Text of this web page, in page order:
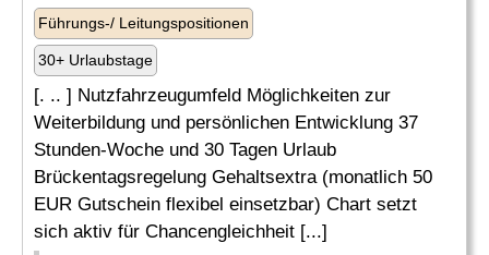
Führungs-/ Leitungspositionen
30+ Urlaubstage
[. .. ] Nutzfahrzeugumfeld Möglichkeiten zur
Weiterbildung und persönlichen Entwicklung 37
Stunden-Woche und 30 Tagen Urlaub
Brückentagsregelung Gehaltsextra (monatlich 50
EUR Gutschein flexibel einsetzbar) Chart setzt
sich aktiv für Chancengleichheit [...]